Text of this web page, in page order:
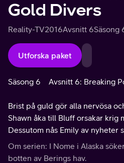
Gold Divers
Reality-TV2016Avsnitt 6Säsong
Utforska paket
Säsong 6 Avsnitt 6: Breaking
Brist på guld gör alla nervösa
Shawn åka till Bluff orsakar krig
Dessutom nås Emily av nyheter
hennes säsong....
Om serien: I Nome i Alaska
botten av Berings hav.